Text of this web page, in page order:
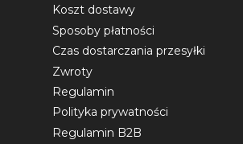
Koszt dostawy
Sposoby płatności
Czas dostarczania przesyłki
Zwroty
Regulamin
Polityka prywatności
Regulamin B2B